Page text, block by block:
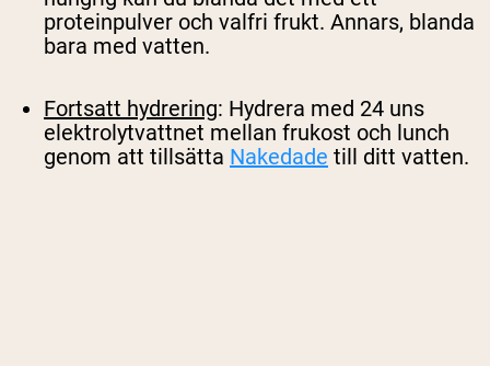
proteinpulver och valfri frukt. Annars, blanda
bara med vatten.
Fortsatt hydrering: Hydrera med 24 uns
elektrolytvattnet mellan frukost och lunch
genom att tillsätta Nakedade till ditt vatten.